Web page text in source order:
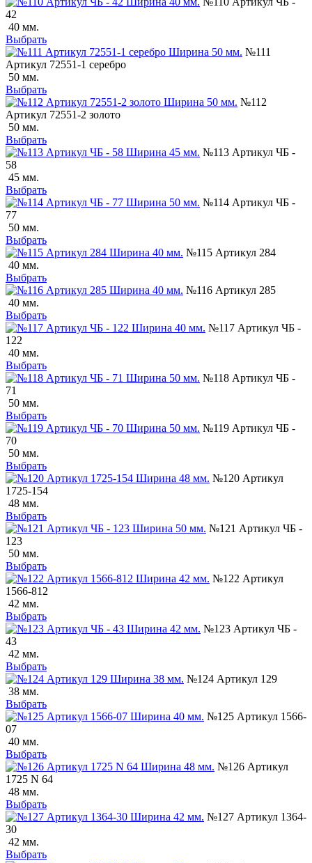
42
40 мм.
Выбрать
№111
Артикул 72551-1 серебро
50 мм.
Выбрать
№112
Артикул 72551-2 золото
50 мм.
Выбрать
№113 Артикул ЧБ -
58
45 мм.
Выбрать
№114 Артикул ЧБ -
77
50 мм.
Выбрать
№115 Артикул 284
40 мм.
Выбрать
№116 Артикул 285
40 мм.
Выбрать
№117 Артикул ЧБ -
122
40 мм.
Выбрать
№118 Артикул ЧБ -
71
50 мм.
Выбрать
№119 Артикул ЧБ -
70
50 мм.
Выбрать
№120 Артикул
1725-154
48 мм.
Выбрать
№121 Артикул ЧБ -
123
50 мм.
Выбрать
№122 Артикул
1566-812
42 мм.
Выбрать
№123 Артикул ЧБ -
43
42 мм.
Выбрать
№124 Артикул 129
38 мм.
Выбрать
№125 Артикул 1566-
07
40 мм.
Выбрать
№126 Артикул
1725 N 64
48 мм.
Выбрать
№127 Артикул 1364-
30
42 мм.
Выбрать